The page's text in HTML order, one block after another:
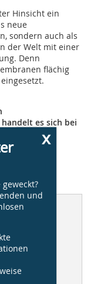
Hinsicht ein
neue
sondern auch als
der Welt mit einer
Denn
flächig
es sich bei
in
in
Kloft
x
und